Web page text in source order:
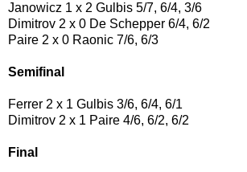
Janowicz 1 x 2 Gulbis 5/7, 6/4, 3/6
Dimitrov 2 x 0 De Schepper 6/4, 6/2
Paire 2 x 0 Raonic 7/6, 6/3
Semifinal
Ferrer 2 x 1 Gulbis 3/6, 6/4, 6/1
Dimitrov 2 x 1 Paire 4/6, 6/2, 6/2
Final